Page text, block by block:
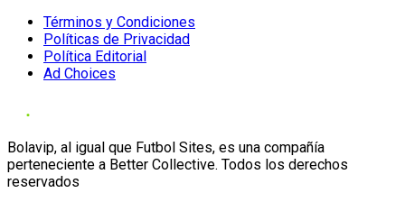
Términos y Condiciones
Políticas de Privacidad
Política Editorial
Ad Choices
Bolavip, al igual que Futbol Sites, es una compañía
perteneciente a Better Collective. Todos los derechos
reservados